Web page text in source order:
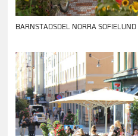
BARNSTADSDEL NORRA SOFIELUND